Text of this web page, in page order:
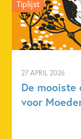
27 APRIL 2026
De mooiste
voor
Tiplijst